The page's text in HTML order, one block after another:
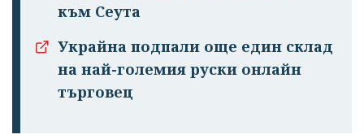
към Сеута
Украйна подпали още един склад
на най-големия руски онлайн
търговец